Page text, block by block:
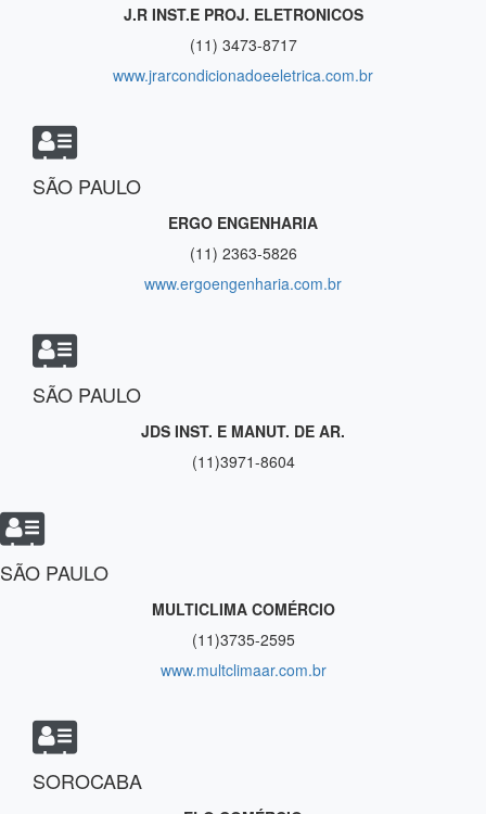
J.R INST.E PROJ. ELETRONICOS
(11) 3473-8717
www.jrarcondicionadoeeletrica.com.br
SÃO PAULO
ERGO ENGENHARIA
(11) 2363-5826
www.ergoengenharia.com.br
SÃO PAULO
JDS INST. E MANUT. DE AR.
(11)3971-8604
SÃO PAULO
MULTICLIMA COMÉRCIO
(11)3735-2595
www.multclimaar.com.br
SOROCABA